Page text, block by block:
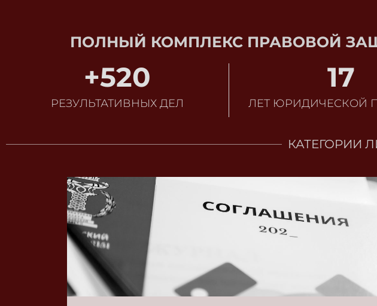
ПОЛНЫЙ КОМПЛЕКС ПРАВОВОЙ
РЕЗУЛЬТАТИВНЫХ ДЕЛ
+520
ЛЕТ ЮРИДИЧЕСКОЙ
17
КАТЕГОРИИ